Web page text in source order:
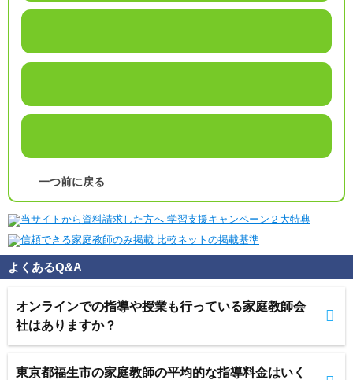
一つ前に戻る
よくあるQ&A
オンラインでの指導や授業も行っている家庭教師会
社はありますか？
東京都福生市の家庭教師の平均的な指導料金はいく